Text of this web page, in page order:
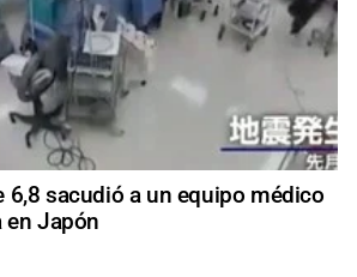
6,8 sacudió a un equipo médico
en Japón